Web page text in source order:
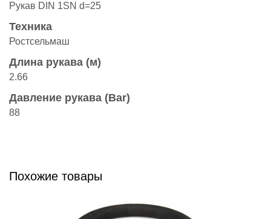
Рукав DIN 1SN d=25
Техника
Ростсельмаш
Длина рукава (м)
2.66
Давление рукава (Bar)
88
Похожие товары